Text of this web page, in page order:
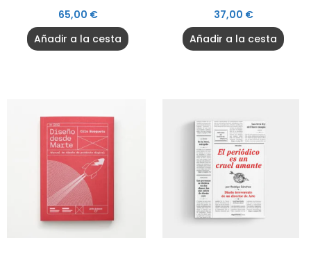
65,00 €
Añadir a la cesta
37,00 €
Añadir a la cesta